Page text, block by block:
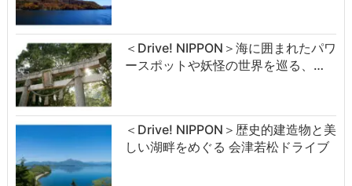
＜Drive! NIPPON＞海に囲まれたパワ
ースポットや妖怪の世界を巡る、…
＜Drive! NIPPON＞歴史的建造物と美
しい湖畔をめぐる 会津若松ドライブ